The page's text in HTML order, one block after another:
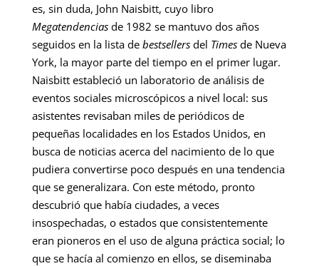
es, sin duda, John Naisbitt, cuyo libro
Megatendenciasde 1982 se mantuvo dos años
seguidos en la lista de bestsellersdel Timesde Nueva
York, la mayor parte del tiempo en el primer lugar.
Naisbitt estableció un laboratorio de análisis de
eventos sociales microscópicos a nivel local: sus
asistentes revisaban miles de periódicos de
pequeñas localidades en los Estados Unidos, en
busca de noticias acerca del nacimiento de lo que
pudiera convertirse poco después en una tendencia
que se generalizara. Con este método, pronto
descubrió que había ciudades, a veces
insospechadas, o estados que consistentemente
eran pioneros en el uso de alguna práctica social; lo
que se hacía al comienzo en ellos, se diseminaba